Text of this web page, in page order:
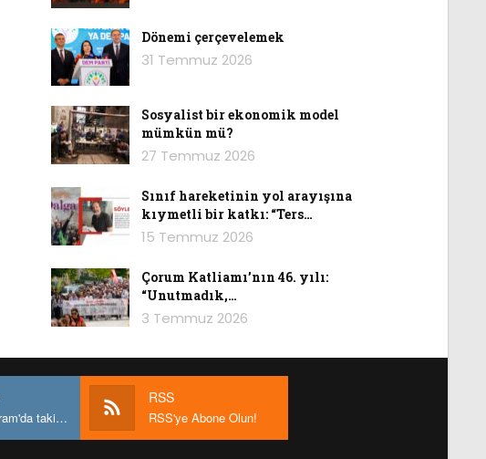
Dönemi çerçevelemek
31 Temmuz 2026
Sosyalist bir ekonomik model
mümkün mü?
27 Temmuz 2026
Sınıf hareketinin yol arayışına
kıymetli bir katkı: “Ters…
15 Temmuz 2026
Çorum Katliamı’nın 46. yılı:
“Unutmadık,…
3 Temmuz 2026
Bizi Instagram'da takip edin
RSS
RSS'ye Abone Olun!